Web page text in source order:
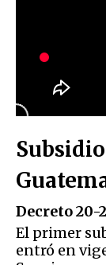
Decreto 20-
El primer
entró en